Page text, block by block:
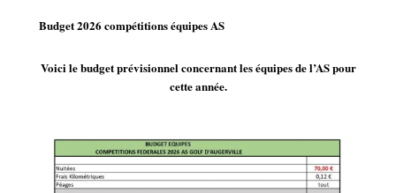
Budget 2026 compétitions équipes AS
Voici le budget prévisionnel concernant les équipes de l’AS pour
cette année.